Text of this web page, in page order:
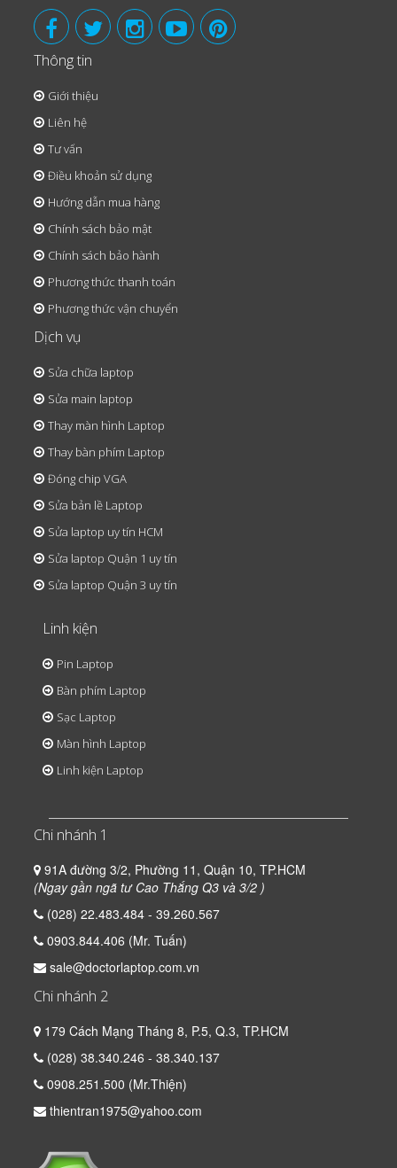
Thông tin
Giới thiệu
Liên hệ
Tư vấn
Điều khoản sử dụng
Hướng dẫn mua hàng
Chính sách bảo mật
Chính sách bảo hành
Phương thức thanh toán
Phương thức vận chuyển
Dịch vụ
Sửa chữa laptop
Sửa main laptop
Thay màn hình Laptop
Thay bàn phím Laptop
Đóng chip VGA
Sửa bản lề Laptop
Sửa laptop uy tín HCM
Sửa laptop Quận 1 uy tín
Sửa laptop Quận 3 uy tín
Linh kiện
Pin Laptop
Bàn phím Laptop
Sạc Laptop
Màn hình Laptop
Linh kiện Laptop
Chi nhánh 1
91A đường 3/2, Phường 11, Quận 10, TP.HCM
(Ngay gần ngã tư Cao Thắng Q3 và 3/2 )
(028) 22.483.484 - 39.260.567
0903.844.406 (Mr. Tuấn)
sale@doctorlaptop.com.vn
Chi nhánh 2
179 Cách Mạng Tháng 8, P.5, Q.3, TP.HCM
(028) 38.340.246 - 38.340.137
0908.251.500 (Mr.Thiện)
thientran1975@yahoo.com